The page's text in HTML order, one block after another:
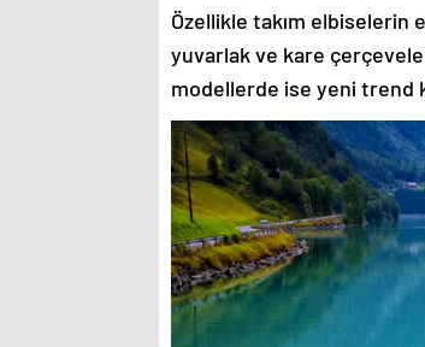
Özellikle takım elbiselerin
yuvarlak ve kare
modellerde ise yeni trend